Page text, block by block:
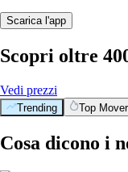
Scarica l'app
Scopri oltre
Vedi prezzi
Trending Top
Cosa dicono i